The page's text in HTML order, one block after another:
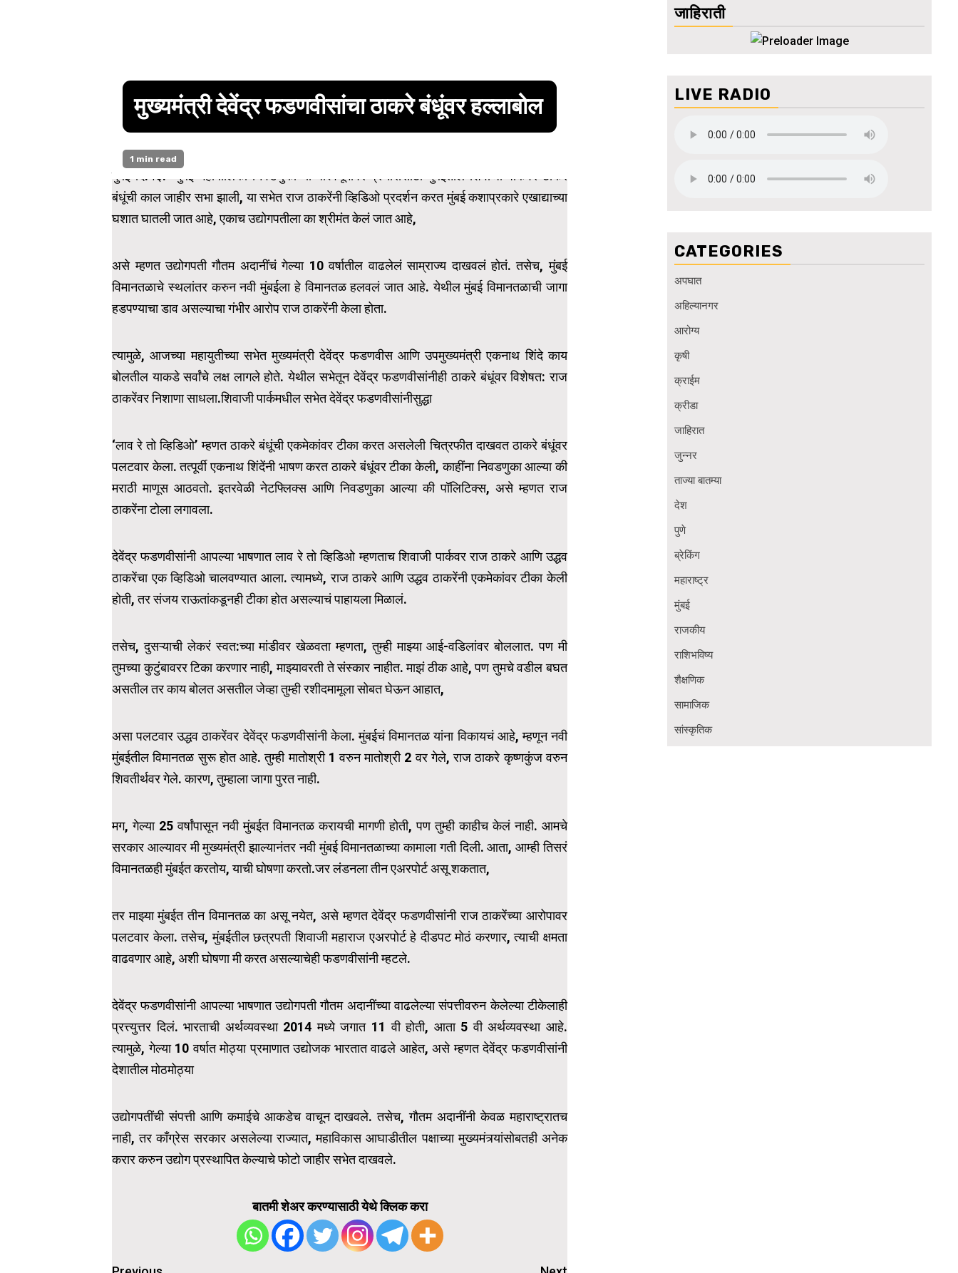
मुख्यमंत्री देवेंद्र फडणवीसांचा ठाकरे बंधूंवर हल्लाबोल
1 min read
मुंबई दि.१३:- मुंबई महापालिका निवडणुकीच्या पार्श्वभूमीवर प्रचारासाठी मुंबईतील शिवाजी पार्कवर ठाकरे
बंधूंची काल जाहीर सभा झाली, या सभेत राज ठाकरेंनी व्हिडिओ प्रदर्शन करत मुंबई कशाप्रकारे एखाद्याच्या
घशात घातली जात आहे, एकाच उद्योगपतीला का श्रीमंत केलं जात आहे,
असे म्हणत उद्योगपती गौतम अदानींचं गेल्या 10 वर्षातील वाढलेलं साम्राज्य दाखवलं होतं. तसेच, मुंबई
विमानतळाचे स्थलांतर करुन नवी मुंबईला हे विमानतळ हलवलं जात आहे. येथील मुंबई विमानतळाची जागा
हडपण्याचा डाव असल्याचा गंभीर आरोप राज ठाकरेंनी केला होता.
त्यामुळे, आजच्या महायुतीच्या सभेत मुख्यमंत्री देवेंद्र फडणवीस आणि उपमुख्यमंत्री एकनाथ शिंदे काय
बोलतील याकडे सर्वांचे लक्ष लागले होते. येथील सभेतून देवेंद्र फडणवीसांनीही ठाकरे बंधूंवर विशेषत: राज
ठाकरेंवर निशाणा साधला.शिवाजी पार्कमधील सभेत देवेंद्र फडणवीसांनीसुद्धा
‘लाव रे तो व्हिडिओ’ म्हणत ठाकरे बंधूंची एकमेकांवर टीका करत असलेली चित्रफीत दाखवत ठाकरे बंधूंवर
पलटवार केला. तत्पूर्वी एकनाथ शिंदेंनी भाषण करत ठाकरे बंधूंवर टीका केली, काहींना निवडणुका आल्या की
मराठी माणूस आठवतो. इतरवेळी नेटफ्लिक्स आणि निवडणुका आल्या की पॉलिटिक्स, असे म्हणत राज
ठाकरेंना टोला लगावला.
देवेंद्र फडणवीसांनी आपल्या भाषणात लाव रे तो व्हिडिओ म्हणताच शिवाजी पार्कवर राज ठाकरे आणि उद्धव
ठाकरेंचा एक व्हिडिओ चालवण्यात आला. त्यामध्ये, राज ठाकरे आणि उद्धव ठाकरेंनी एकमेकांवर टीका केली
होती, तर संजय राऊतांकडूनही टीका होत असल्याचं पाहायला मिळालं.
तसेच, दुसऱ्याची लेकरं स्वत:च्या मांडीवर खेळवता म्हणता, तुम्ही माझ्या आई-वडिलांवर बोललात. पण मी
तुमच्या कुटुंबावरर टिका करणार नाही, माझ्यावरती ते संस्कार नाहीत. माझं ठीक आहे, पण तुमचे वडील बघत
असतील तर काय बोलत असतील जेव्हा तुम्ही रशीदमामूला सोबत घेऊन आहात,
असा पलटवार उद्धव ठाकरेंवर देवेंद्र फडणवीसांनी केला. मुंबईचं विमानतळ यांना विकायचं आहे, म्हणून नवी
मुंबईतील विमानतळ सुरू होत आहे. तुम्ही मातोश्री 1 वरुन मातोश्री 2 वर गेले, राज ठाकरे कृष्णकुंज वरुन
शिवतीर्थवर गेले. कारण, तुम्हाला जागा पुरत नाही.
मग, गेल्या 25 वर्षांपासून नवी मुंबईत विमानतळ करायची मागणी होती, पण तुम्ही काहीच केलं नाही. आमचे
सरकार आल्यावर मी मुख्यमंत्री झाल्यानंतर नवी मुंबई विमानतळाच्या कामाला गती दिली. आता, आम्ही तिसरं
विमानतळही मुंबईत करतोय, याची घोषणा करतो.जर लंडनला तीन एअरपोर्ट असू शकतात,
तर माझ्या मुंबईत तीन विमानतळ का असू नयेत, असे म्हणत देवेंद्र फडणवीसांनी राज ठाकरेंच्या आरोपावर
पलटवार केला. तसेच, मुंबईतील छत्रपती शिवाजी महाराज एअरपोर्ट हे दीडपट मोठं करणार, त्याची क्षमता
वाढवणार आहे, अशी घोषणा मी करत असल्याचेही फडणवीसांनी म्हटले.
देवेंद्र फडणवीसांनी आपल्या भाषणात उद्योगपती गौतम अदानींच्या वाढलेल्या संपत्तीवरुन केलेल्या टीकेलाही
प्रत्त्युत्तर दिलं. भारताची अर्थव्यवस्था 2014 मध्ये जगात 11 वी होती, आता 5 वी अर्थव्यवस्था आहे.
त्यामुळे, गेल्या 10 वर्षात मोठ्या प्रमाणात उद्योजक भारतात वाढले आहेत, असे म्हणत देवेंद्र फडणवीसांनी
देशातील मोठमोठ्या
उद्योगपतींची संपत्ती आणि कमाईचे आकडेच वाचून दाखवले. तसेच, गौतम अदानींनी केवळ महाराष्ट्रातच
नाही, तर काँग्रेस सरकार असलेल्या राज्यात, महाविकास आघाडीतील पक्षाच्या मुख्यमंत्र्यांसोबतही अनेक
करार करुन उद्योग प्रस्थापित केल्याचे फोटो जाहीर सभेत दाखवले.
बातमी शेअर करण्यासाठी येथे क्लिक करा
जाहिराती
LIVE RADIO
CATEGORIES
अपघात
अहिल्यानगर
आरोग्य
कृषी
क्राईम
क्रीडा
जाहिरात
जुन्नर
ताज्या बातम्या
देश
पुणे
ब्रेकिंग
महाराष्ट्र
मुंबई
राजकीय
राशिभविष्य
शैक्षणिक
सामाजिक
सांस्कृतिक